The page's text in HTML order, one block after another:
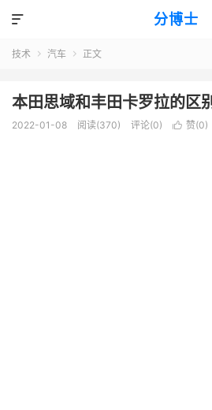
分博士

技术  汽车  正文
本田思域和丰田卡罗拉的区
2022-01-08 阅读(370) 评论(0)  赞(0)